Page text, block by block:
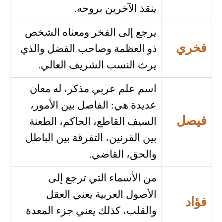
ينقذ الآخرين بروحه.
فخري
يرجع إلى الفخر ومعناه الشخص
ذو العظمة وصاحب الفضل والذي
يرث النسب الشريف العالي.
فيصل
اسم علم عربي مذكر، له معان
عديدة هي: الفاصل بين الأمور،
السيف القاطع، الحاكم، الطعنة
بين القرنين، التفرقة بين الباطل
والحق، القاضي.
فؤاد
من الأسماء التي ترجع إلى
الأصول العربية يعني العقل
والقلب، كذلك يعني جزء المعدة